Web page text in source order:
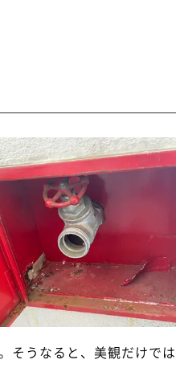
そうなると、美観だけでは